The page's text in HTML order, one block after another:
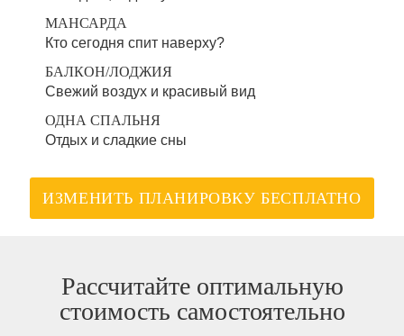
МАНСАРДА
Кто сегодня спит наверху?
БАЛКОН/ЛОДЖИЯ
Свежий воздух и красивый вид
ОДНА СПАЛЬНЯ
Отдых и сладкие сны
ИЗМЕНИТЬ ПЛАНИРОВКУ БЕСПЛАТНО
Рассчитайте оптимальную
стоимость самостоятельно